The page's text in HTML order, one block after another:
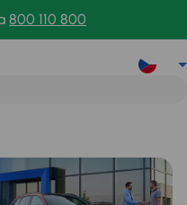
800 110 800